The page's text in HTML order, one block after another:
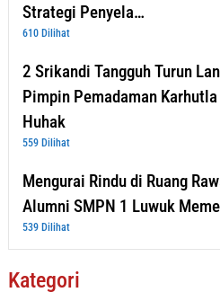
Strategi Penyela…
610 Dilihat
2 Srikandi Tangguh Turun
Pimpin Pemadaman
Huhak
559 Dilihat
Mengurai Rindu di Ruang
Alumni SMPN 1 Luwuk
539 Dilihat
Kategori